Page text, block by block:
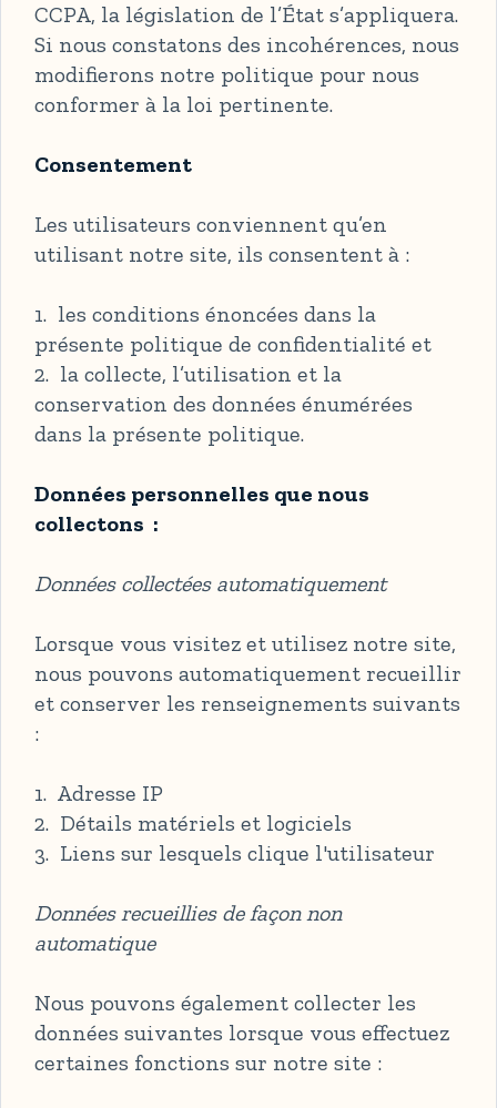
CCPA, la législation de l’État s’appliquera.
Si nous constatons des incohérences, nous
modifierons notre politique pour nous
conformer à la loi pertinente.
Consentement
Les utilisateurs conviennent qu’en
utilisant notre site, ils consentent à :
1. les conditions énoncées dans la
présente politique de confidentialité et
2. la collecte, l’utilisation et la
conservation des données énumérées
dans la présente politique.
Données personnelles que nous
collectons :
Données collectées automatiquement
Lorsque vous visitez et utilisez notre site,
nous pouvons automatiquement recueillir
et conserver les renseignements suivants
:
1. Adresse IP
2. Détails matériels et logiciels
3. Liens sur lesquels clique l'utilisateur
Données recueillies de façon non
automatique
Nous pouvons également collecter les
données suivantes lorsque vous effectuez
certaines fonctions sur notre site :